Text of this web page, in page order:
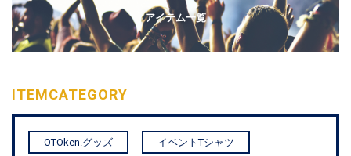
アイテム一覧
ITEMCATEGORY
OTOken.グッズ イベントTシャツ